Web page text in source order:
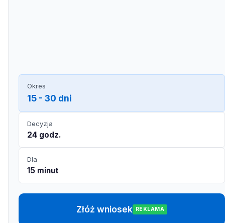
Okres
15 - 30 dni
Decyzja
24 godz.
Dla
15 minut
Złóż wniosek REKLAMA